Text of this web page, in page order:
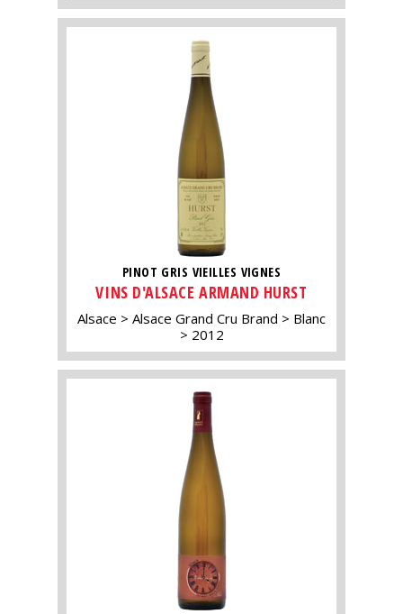
PINOT GRIS VIEILLES VIGNES
VINS D'ALSACE ARMAND HURST
Alsace Alsace Grand Cru Brand
Blanc
2012